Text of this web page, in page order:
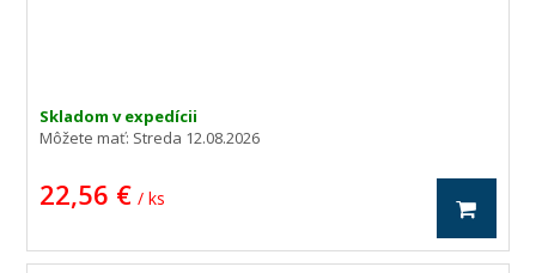
Skladom v expedícii
Môžete mať: Streda 12.08.2026
22,56 € / ks